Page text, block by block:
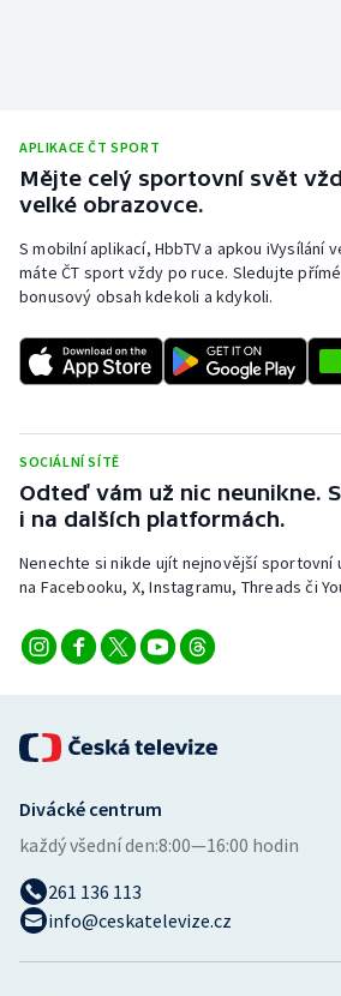
Ostatní
APLIKACE ČT SPORT
Mějte celý sportovní svět
velké obrazovce.
S mobilní aplikací, HbbTV a apkou iVysílání
máte ČT sport vždy po ruce. Sledujte
bonusový obsah kdekoli a kdykoli.
SOCIÁLNÍ SÍTĚ
Odteď vám už nic neunikne.
i na dalších platformách.
Nenechte si nikde ujít nejnovější sportovní
na Facebooku, X, Instagramu, Threads či
Divácké centrum
každý všední den:8:00—16:00 hodin
261 136 113
info@ceskatelevize.cz